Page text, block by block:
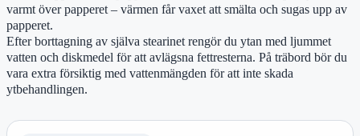
varmt över papperet – värmen får vaxet att smälta och sugas upp av
papperet.
Efter borttagning av själva stearinet rengör du ytan med ljummet
vatten och diskmedel för att avlägsna fettresterna. På träbord bör du
vara extra försiktig med vattenmängden för att inte skada
ytbehandlingen.